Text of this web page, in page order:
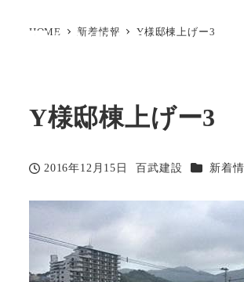
HOME 新着情報 Y様邸棟上げー3
Y様邸棟上げー3
投稿日
2016年12月15日
著
百武建設 カテゴリ
新着